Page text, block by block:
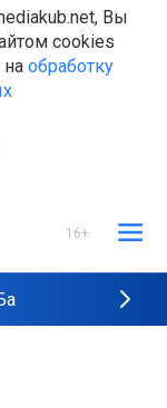
Вы
cookies
на обработку
16+